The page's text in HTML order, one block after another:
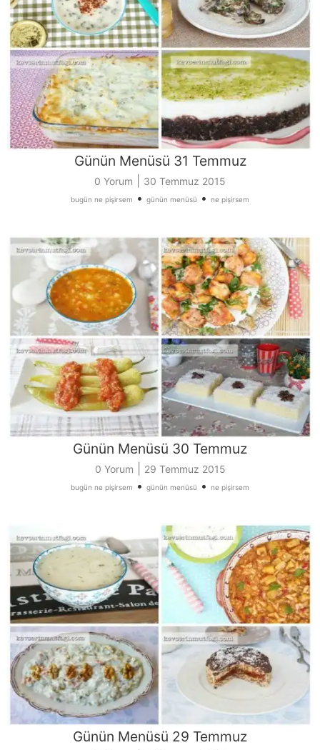
Günün Menüsü 31 Temmuz
0 Yorum 30 Temmuz 2015
bugün ne pişirsem • günün menüsü • ne pişirsem
Günün Menüsü 30 Temmuz
0 Yorum 29 Temmuz 2015
bugün ne pişirsem • günün menüsü • ne pişirsem
Günün Menüsü 29 Temmuz